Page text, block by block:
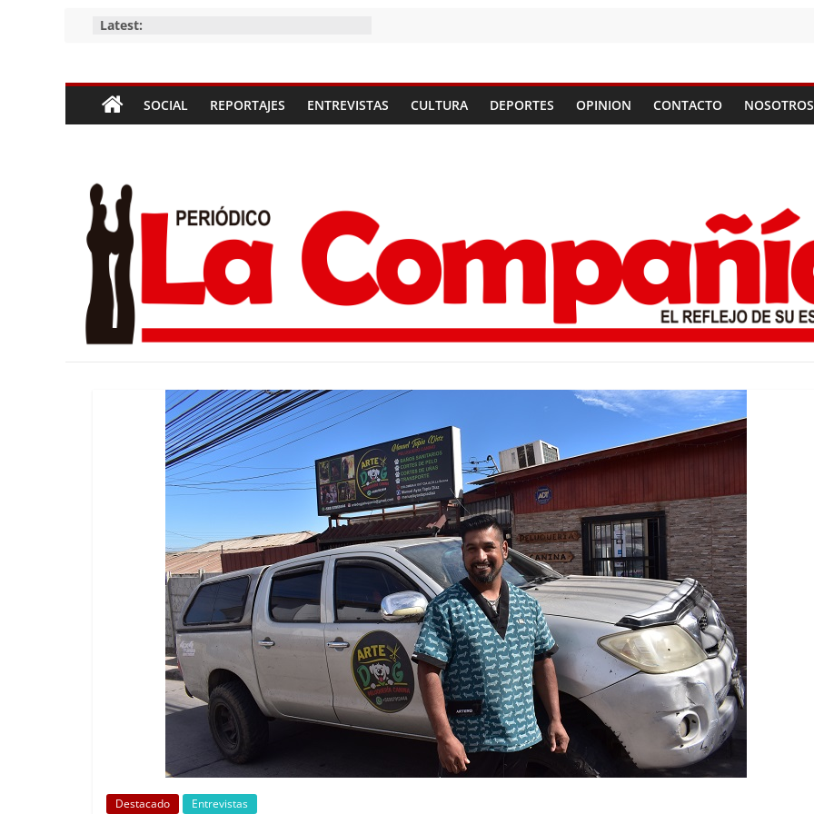
Latest:
Periódico
La
Compañía
Periódico
las
Compañías
SOCIAL REPORTAJES ENTREVISTAS CULTURA DEPORTES OPINION CONTACTO NOSOTROS
Destacado Entrevistas
Destacado Foco Vecinal
Municipio realiza limpieza
en microbasural